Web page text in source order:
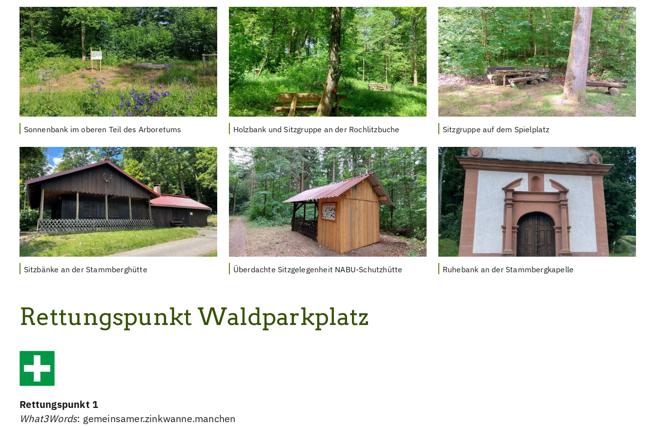
Sonnenbank im oberen Teil des Arboretums Holzbank und Sitzgruppe an der Rochlitzbuche Sitzgruppe auf dem Spielplatz
Sitzbänke an der Stammberghütte Überdachte Sitzgelegenheit NABU-Schutzhütte Ruhebank an der Stammbergkapelle
Rettungspunkt Waldparkplatz
Rettungspunkt 1
What3Words: gemeinsamer.zinkwanne.manchen